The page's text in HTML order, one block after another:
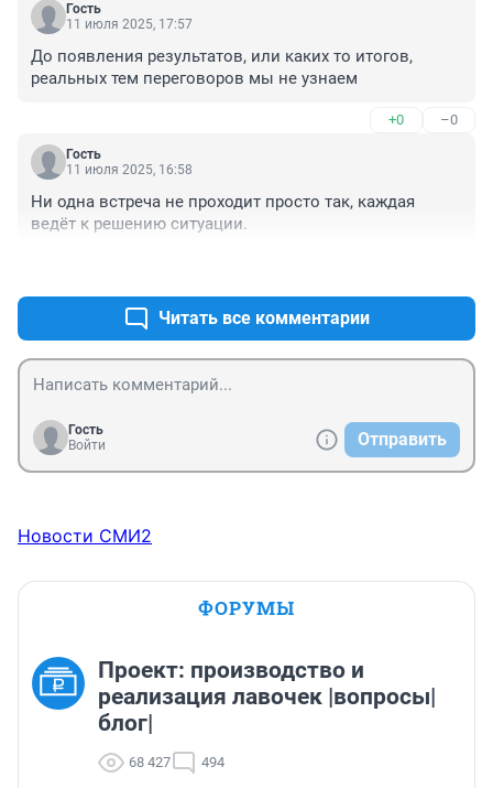
Гость
11 июля 2025, 17:57
До появления результатов, или каких то итогов,
реальных тем переговоров мы не узнаем
+0 –0
Гость
11 июля 2025, 16:58
Ни одна встреча не проходит просто так, каждая
ведёт к решению ситуации.
Читать все комментарии
Гость
Войти
Отправить
Новости СМИ2
ФОРУМЫ
Проект: производство и
реализация лавочек |вопросы|
блог|
68 427 494